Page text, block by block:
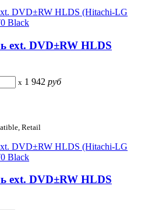
ext. DVD±RW HLDS
x 1 942 руб
Retail
ext. DVD±RW HLDS